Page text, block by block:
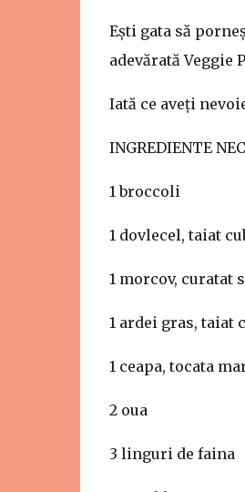
Ești gata să
adevărată Veggie
Iată ce aveți
INGREDIENTE
1 broccoli
1 dovlecel, taiat
1 morcov, curatat
1 ardei gras, taiat
1 ceapa, tocata
2 oua
3 linguri de faina